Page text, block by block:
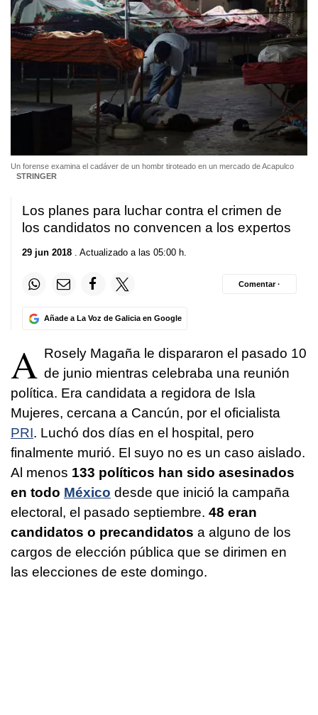
Un forense examina el cadáver de un hombr tiroteado en un mercado de Acapulco
STRINGER
Los planes para luchar contra el crimen de
los candidatos no convencen a los expertos
29 jun 2018 . Actualizado a las 05:00 h.
Añade a La Voz de Galicia en Google
Comentar ·
A Rosely Magaña le dispararon el pasado 10
de junio mientras celebraba una reunión
política. Era candidata a regidora de Isla
Mujeres, cercana a Cancún, por el oficialista
PRI. Luchó dos días en el hospital, pero
finalmente murió. El suyo no es un caso aislado.
Al menos 133 políticos han sido asesinados
en todo México desde que inició la campaña
electoral, el pasado septiembre. 48 eran
candidatos o precandidatos a alguno de los
cargos de elección pública que se dirimen en
las elecciones de este domingo.